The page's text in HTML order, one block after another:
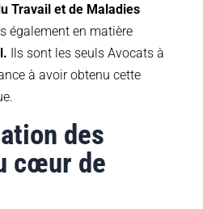
Travail et de Maladies
également en matière
Ils sont les seuls Avocats à
à avoir obtenu cette
des
cœur de